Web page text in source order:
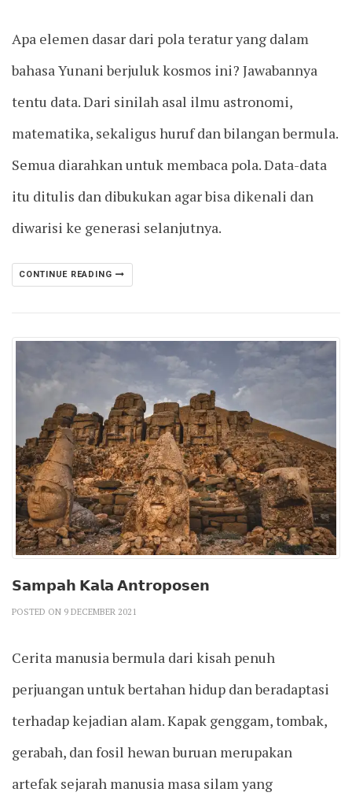
Apa elemen dasar dari pola teratur yang dalam
bahasa Yunani berjuluk kosmos ini? Jawabannya
tentu data. Dari sinilah asal ilmu astronomi,
matematika, sekaligus huruf dan bilangan bermula.
Semua diarahkan untuk membaca pola. Data-data
itu ditulis dan dibukukan agar bisa dikenali dan
diwarisi ke generasi selanjutnya.
CONTINUE READING
𝗦𝗮𝗺𝗽𝗮𝗵 𝗞𝗮𝗹𝗮 𝗔𝗻𝘁𝗿𝗼𝗽𝗼𝘀𝗲𝗻
POSTED ON 9 DECEMBER 2021
Cerita manusia bermula dari kisah penuh
perjuangan untuk bertahan hidup dan beradaptasi
terhadap kejadian alam. Kapak genggam, tombak,
gerabah, dan fosil hewan buruan merupakan
artefak sejarah manusia masa silam yang